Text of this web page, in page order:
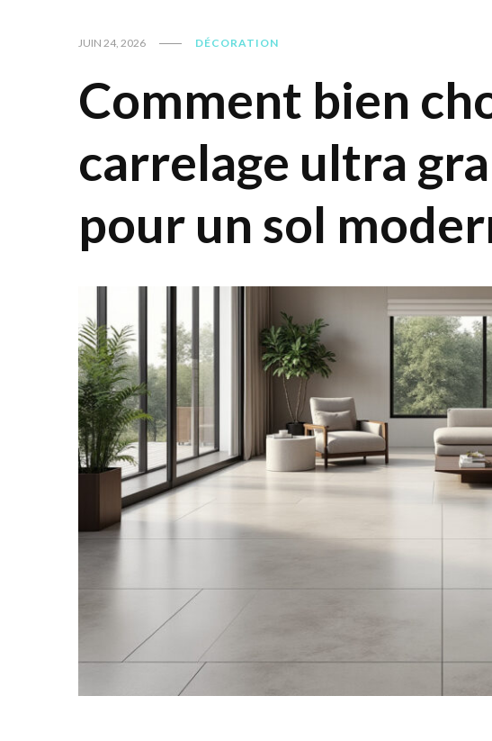
JUIN 24, 2026 DÉCORATION
Comment bien
carrelage ultra
pour un sol